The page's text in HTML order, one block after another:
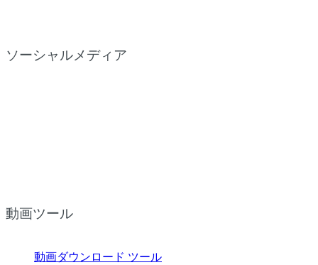
ソーシャルメディア
動画ツール
動画ダウンロード ツール